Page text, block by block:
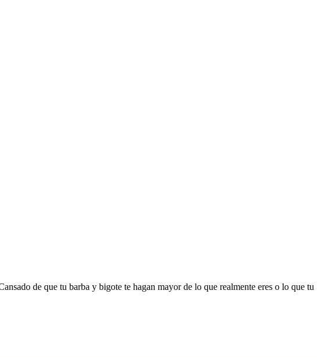
de que tu barba y bigote te hagan mayor de lo que realmente eres o lo que tu